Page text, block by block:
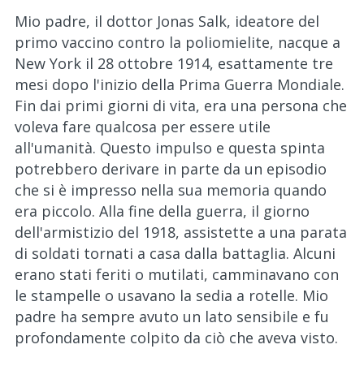
Mio padre, il dottor Jonas Salk, ideatore del
primo vaccino contro la poliomielite, nacque a
New York il 28 ottobre 1914, esattamente tre
mesi dopo l'inizio della Prima Guerra Mondiale.
Fin dai primi giorni di vita, era una persona che
voleva fare qualcosa per essere utile
all'umanità. Questo impulso e questa spinta
potrebbero derivare in parte da un episodio
che si è impresso nella sua memoria quando
era piccolo. Alla fine della guerra, il giorno
dell'armistizio del 1918, assistette a una parata
di soldati tornati a casa dalla battaglia. Alcuni
erano stati feriti o mutilati, camminavano con
le stampelle o usavano la sedia a rotelle. Mio
padre ha sempre avuto un lato sensibile e fu
profondamente colpito da ciò che aveva visto.